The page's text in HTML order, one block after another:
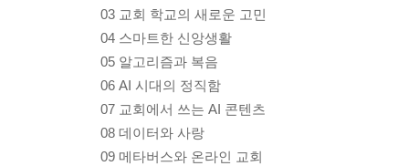
03 교회 학교의 새로운 고민
04 스마트한 신앙생활
05 알고리즘과 복음
06 AI 시대의 정직함
07 교회에서 쓰는 AI 콘텐츠
08 데이터와 사랑
09 메타버스와 온라인 교회